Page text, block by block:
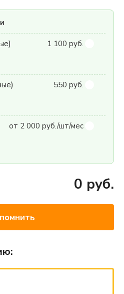
1 100 руб.
550 руб.
от 2 000 руб./шт/мес
0 руб.